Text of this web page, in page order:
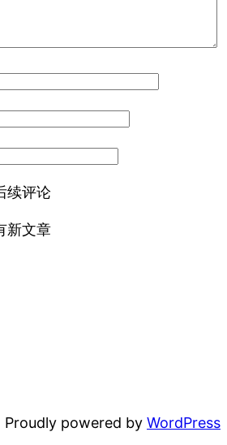
续评论
新文章
Proudly powered by WordPress